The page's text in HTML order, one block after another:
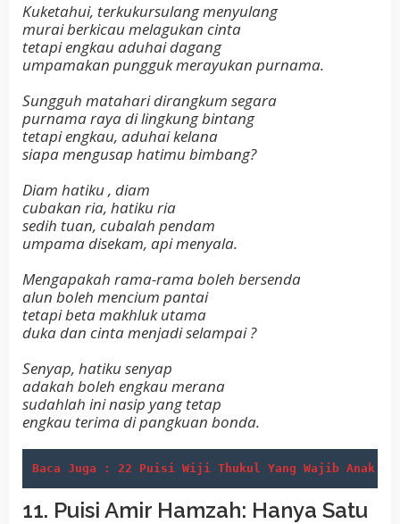
Kuketahui, terkukursulang menyulang
murai berkicau melagukan cinta
tetapi engkau aduhai dagang
umpamakan pungguk merayukan purnama.
Sungguh matahari dirangkum segara
purnama raya di lingkung bintang
tetapi engkau, aduhai kelana
siapa mengusap hatimu bimbang?
Diam hatiku , diam
cubakan ria, hatiku ria
sedih tuan, cubalah pendam
umpama disekam, api menyala.
Mengapakah rama-rama boleh bersenda
alun boleh mencium pantai
tetapi beta makhluk utama
duka dan cinta menjadi selampai ?
Senyap, hatiku senyap
adakah boleh engkau merana
sudahlah ini nasip yang tetap
engkau terima di pangkuan bonda.
Baca Juga : 22 Puisi Wiji Thukul Yang Wajib Anak
11. Puisi Amir Hamzah: Hanya Satu